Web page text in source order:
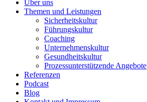
Über uns
Themen und Leistungen
Sicher­heits­kultur
Führungs­kultur
Coaching
Unter­neh­mens­kultur
Gesund­heits­kultur
Prozess­un­ter­stüt­zende Angebote
Referenzen
Podcast
Blog